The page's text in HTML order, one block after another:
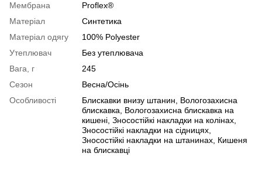
Мембрана
Proflex®
Матеріал
Синтетика
Матеріал одягу
100% Polyester
Утеплювач
Без утеплювача
Вага, г
245
Сезон
Весна/Осінь
Особливості
Блискавки внизу штанин, Вологозахисна
блискавка, Вологозахисна блискавка на
кишені, Зносостійкі накладки на колінах,
Зносостійкі накладки на сідницях,
Зносостійкі накладки на штанинах, Кишеня
на блискавці